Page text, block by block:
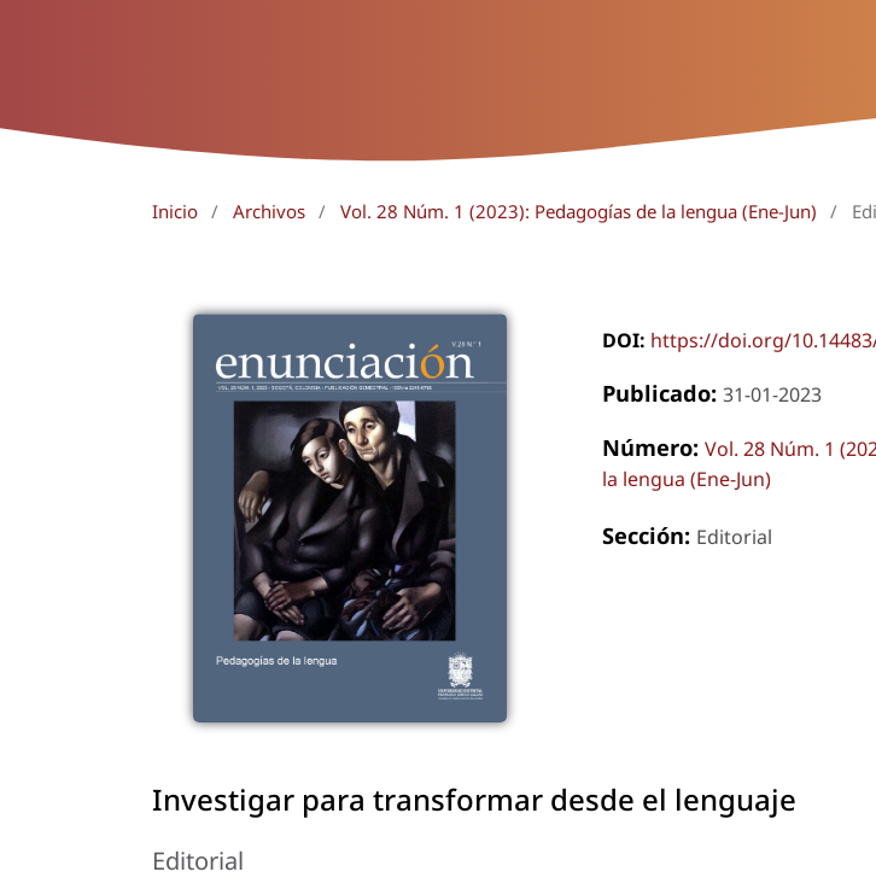
Inicio / Archivos / Vol. 28 Núm. 1 (2023): Pedagogías de la lengua (Ene-Jun) /
DOI: https://doi.org/
Publicado: 31-01-2023
Número: Vol. 28 Núm. 1
la lengua (Ene-Jun)
Sección: Editorial
Investigar para transformar desde el lenguaje
Editorial